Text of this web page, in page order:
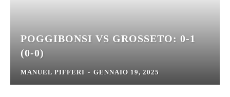
POGGIBONSI VS GROSSETO: 0-1
(0-0)
MANUEL PIFFERI - GENNAIO 19, 2025